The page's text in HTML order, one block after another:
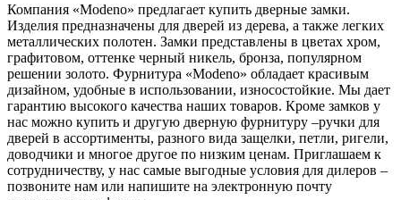
Компания «Modeno» предлагает купить дверные замки.
Изделия предназначены для дверей из дерева, а также легких
металлических полотен. Замки представлены в цветах хром,
графитовом, оттенке черный никель, бронза, популярном
решении золото. Фурнитура «Modeno» обладает красивым
дизайном, удобные в использовании, износостойкие. Мы дает
гарантию высокого качества наших товаров. Кроме замков у
нас можно купить и другую дверную фурнитуру –ручки для
дверей в ассортименты, разного вида защелки, петли, ригели,
доводчики и многое другое по низким ценам. Приглашаем к
сотрудничеству, у нас самые выгодные условия для дилеров –
позвоните нам или напишите на электронную почту